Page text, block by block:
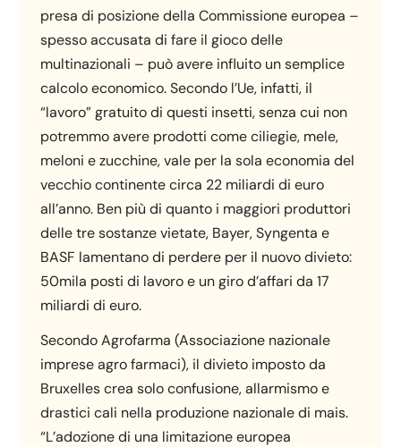
presa di posizione della Commissione europea –
spesso accusata di fare il gioco delle
multinazionali – può avere influito un semplice
calcolo economico. Secondo l’Ue, infatti, il
“lavoro” gratuito di questi insetti, senza cui non
potremmo avere prodotti come ciliegie, mele,
meloni e zucchine, vale per la sola economia del
vecchio continente circa 22 miliardi di euro
all’anno. Ben più di quanto i maggiori produttori
delle tre sostanze vietate, Bayer, Syngenta e
BASF lamentano di perdere per il nuovo divieto:
50mila posti di lavoro e un giro d’affari da 17
miliardi di euro.
Secondo Agrofarma (Associazione nazionale
imprese agro farmaci), il divieto imposto da
Bruxelles crea solo confusione, allarmismo e
drastici cali nella produzione nazionale di mais.
“L’adozione di una limitazione europea